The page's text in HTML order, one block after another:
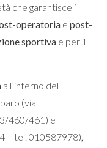
che garantisce i
operatoria e post-
sportiva e per il
all’interno del
(via
460/461) e
– tel. 010587978),